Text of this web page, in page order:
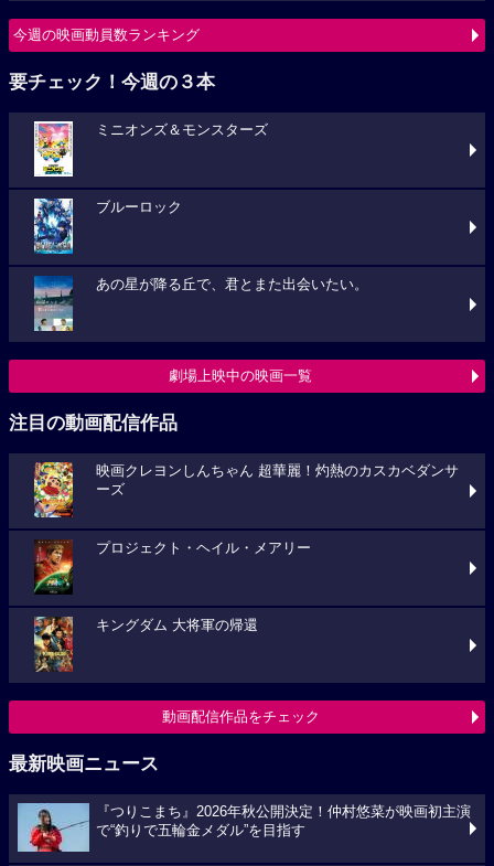
今週の映画動員数ランキング
要チェック！今週の３本
ミニオンズ＆モンスターズ
ブルーロック
あの星が降る丘で、君とまた出会いたい。
劇場上映中の映画一覧
注目の動画配信作品
映画クレヨンしんちゃん 超華麗！灼熱のカスカベダンサ
ーズ
プロジェクト・ヘイル・メアリー
キングダム 大将軍の帰還
動画配信作品をチェック
最新映画ニュース
『つりこまち』2026年秋公開決定！仲村悠菜が映画初主演
で“釣りで五輪金メダル”を目指す